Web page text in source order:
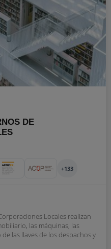
DE
+133
Locales realizan
las máquinas, las
las llaves de los despachos y